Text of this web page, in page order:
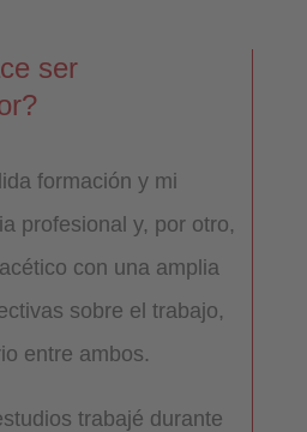
ser
formación y mi
profesional y, por otro,
con una amplia
sobre el trabajo,
entre ambos.
trabajé durante